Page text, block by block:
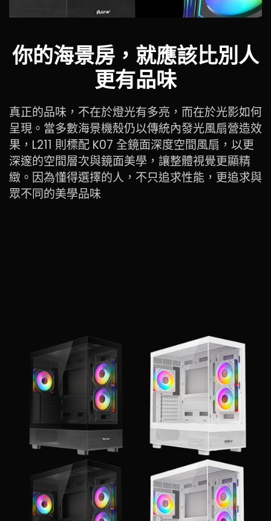
你的海景房，就應該比別人
更有品味
真正的品味，不在於燈光有多亮，而在於光影如何
呈現。當多數海景機殼仍以傳統內發光風扇營造效
果，L211 則標配 K07 全鏡面深度空間風扇，以更
深邃的空間層次與鏡面美學，讓整體視覺更顯精
緻。因為懂得選擇的人，不只追求性能，更追求與
眾不同的美學品味